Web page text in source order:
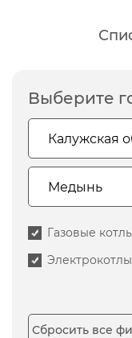
Выберите
Газовые
Электрокотлы
Сбросить все